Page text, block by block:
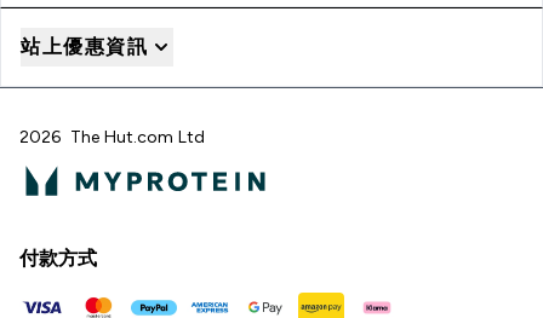
站上優惠資訊
2026 The Hut.com Ltd
付款方式